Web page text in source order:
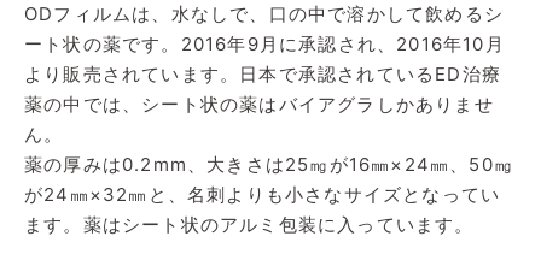
ODフィルムは、水なしで、口の中で溶かして飲めるシ
ート状の薬です。2016年9月に承認され、2016年10月
より販売されています。日本で承認されているED治療
薬の中では、シート状の薬はバイアグラしかありませ
ん。
薬の厚みは0.2mm、大きさは25㎎が16㎜×24㎜、50㎎
が24㎜×32㎜と、名刺よりも小さなサイズとなってい
ます。薬はシート状のアルミ包装に入っています。